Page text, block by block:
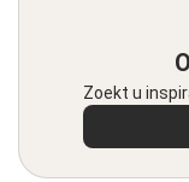
Zoekt u